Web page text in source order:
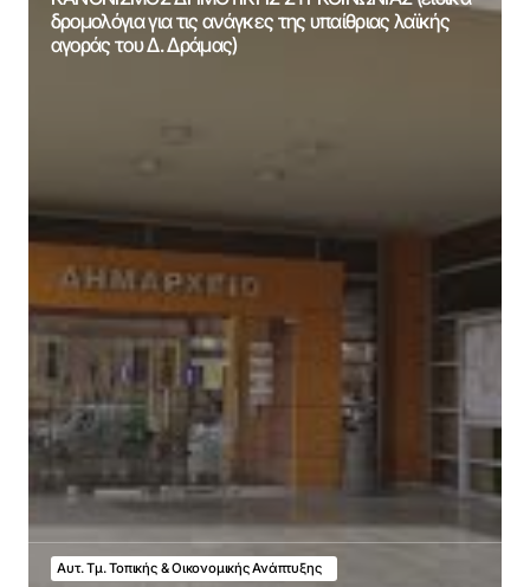
δρομολόγια για τις ανάγκες της υπαίθριας λαϊκής
αγοράς του Δ. Δράμας)
Αυτ. Τμ. Τοπικής & Οικονομικής Ανάπτυξης